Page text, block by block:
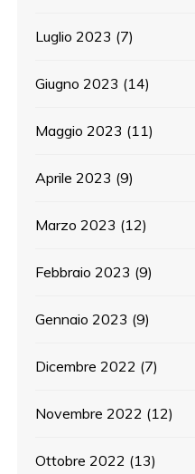
Luglio 2023 (7)
Giugno 2023 (14)
Maggio 2023 (11)
Aprile 2023 (9)
Marzo 2023 (12)
Febbraio 2023 (9)
Gennaio 2023 (9)
Dicembre 2022 (7)
Novembre 2022 (12)
Ottobre 2022 (13)